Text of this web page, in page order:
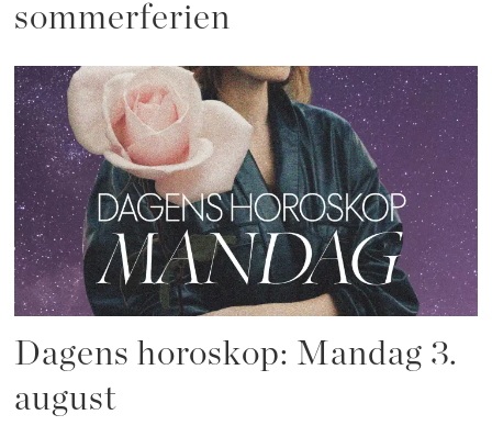
sommerferien
Dagens horoskop: Mandag 3.
august